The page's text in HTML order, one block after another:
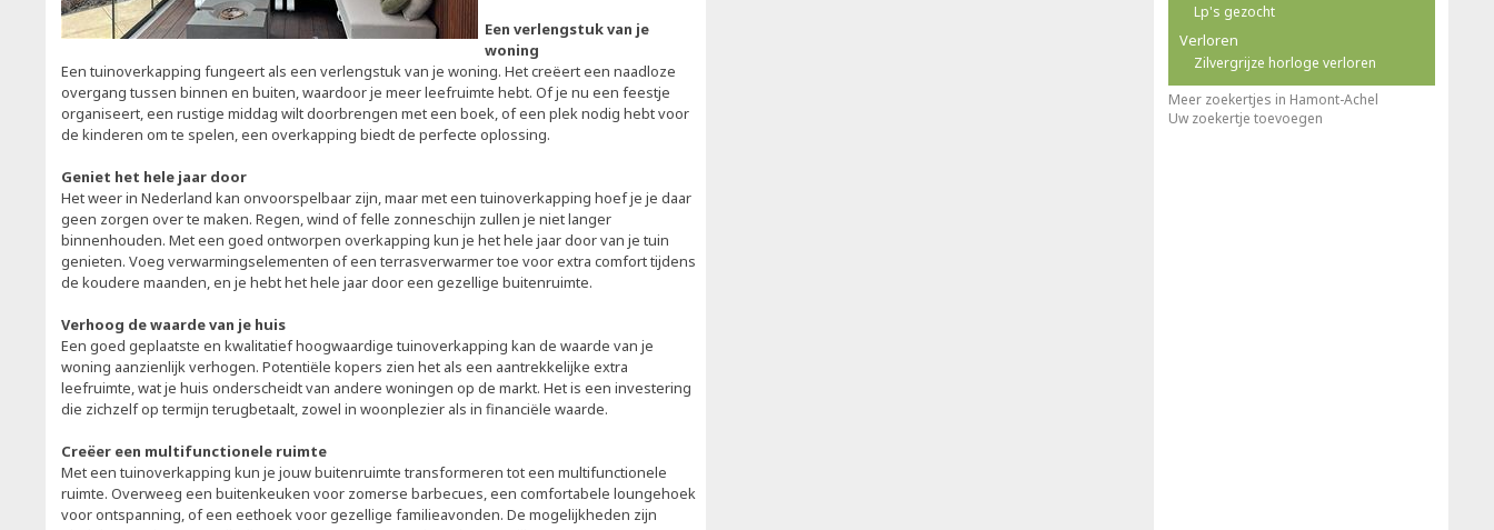
Een verlengstuk van je
woning
Een tuinoverkapping fungeert als een verlengstuk van je woning. Het creëert een naadloze
overgang tussen binnen en buiten, waardoor je meer leefruimte hebt. Of je nu een feestje
organiseert, een rustige middag wilt doorbrengen met een boek, of een plek nodig hebt voor
de kinderen om te spelen, een overkapping biedt de perfecte oplossing.
Geniet het hele jaar door
Het weer in Nederland kan onvoorspelbaar zijn, maar met een tuinoverkapping hoef je je daar
geen zorgen over te maken. Regen, wind of felle zonneschijn zullen je niet langer
binnenhouden. Met een goed ontworpen overkapping kun je het hele jaar door van je tuin
genieten. Voeg verwarmingselementen of een terrasverwarmer toe voor extra comfort tijdens
de koudere maanden, en je hebt het hele jaar door een gezellige buitenruimte.
Verhoog de waarde van je huis
Een goed geplaatste en kwalitatief hoogwaardige tuinoverkapping kan de waarde van je
woning aanzienlijk verhogen. Potentiële kopers zien het als een aantrekkelijke extra
leefruimte, wat je huis onderscheidt van andere woningen op de markt. Het is een investering
die zichzelf op termijn terugbetaalt, zowel in woonplezier als in financiële waarde.
Creëer een multifunctionele ruimte
Met een tuinoverkapping kun je jouw buitenruimte transformeren tot een multifunctionele
ruimte. Overweeg een buitenkeuken voor zomerse barbecues, een comfortabele loungehoek
voor ontspanning, of een eethoek voor gezellige familieavonden. De mogelijkheden zijn
Lp's gezocht
Verloren
Zilvergrijze horloge verloren
Meer zoekertjes in Hamont-Achel
Uw zoekertje toevoegen